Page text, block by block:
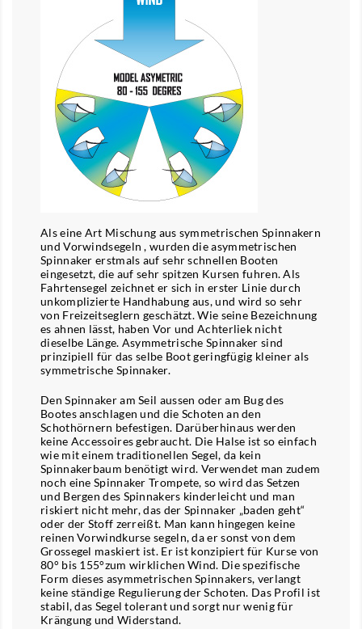
Als eine Art Mischung aus symmetrischen Spinnakern
und Vorwindsegeln , wurden die asymmetrischen
Spinnaker erstmals auf sehr schnellen Booten
eingesetzt, die auf sehr spitzen Kursen fuhren. Als
Fahrtensegel zeichnet er sich in erster Linie durch
unkomplizierte Handhabung aus, und wird so sehr
von Freizeitseglern geschätzt. Wie seine Bezeichnung
es ahnen lässt, haben Vor und Achterliek nicht
dieselbe Länge. Asymmetrische Spinnaker sind
prinzipiell für das selbe Boot geringfügig kleiner als
symmetrische Spinnaker.
Den Spinnaker am Seil aussen oder am Bug des
Bootes anschlagen und die Schoten an den
Schothörnern befestigen. Darüberhinaus werden
keine Accessoires gebraucht. Die Halse ist so einfach
wie mit einem traditionellen Segel, da kein
Spinnakerbaum benötigt wird. Verwendet man zudem
noch eine Spinnaker Trompete, so wird das Setzen
und Bergen des Spinnakers kinderleicht und man
riskiert nicht mehr, das der Spinnaker „baden geht“
oder der Stoff zerreißt. Man kann hingegen keine
reinen Vorwindkurse segeln, da er sonst von dem
Grossegel maskiert ist. Er ist konzipiert für Kurse von
80° bis 155°zum wirklichen Wind. Die spezifische
Form dieses asymmetrischen Spinnakers, verlangt
keine ständige Regulierung der Schoten. Das Profil ist
stabil, das Segel tolerant und sorgt nur wenig für
Krängung und Widerstand.